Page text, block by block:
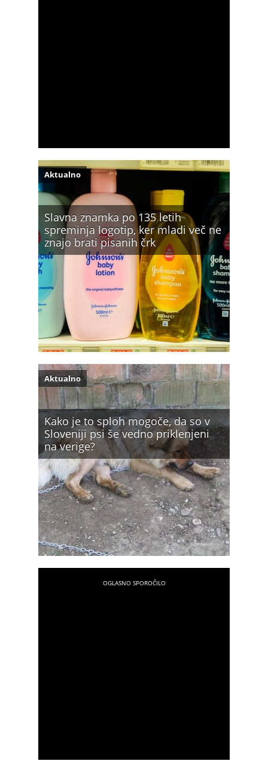
Slavna znamka po 135 letih
spreminja logotip, ker mladi več ne
znajo brati pisanih črk
Aktualno
Kako je to sploh mogoče, da so v
Sloveniji psi še vedno priklenjeni
na verige?
Aktualno